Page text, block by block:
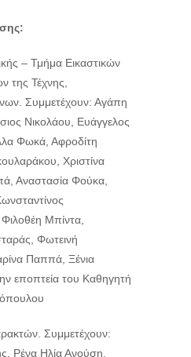
– Τμήμα Εικαστικών
της Τέχνης,
Συμμετέχουν: Αγάπη
Νικολάου, Ευάγγελος
Φωκά, Αφροδίτη
Χριστίνα
Αναστασία Φούκα,
Μπίντα,
Φωτεινή
Παππά, Ξένια
εποπτεία του Καθηγητή
Συμμετέχουν:
Ρένα Ηλία Ανούση,